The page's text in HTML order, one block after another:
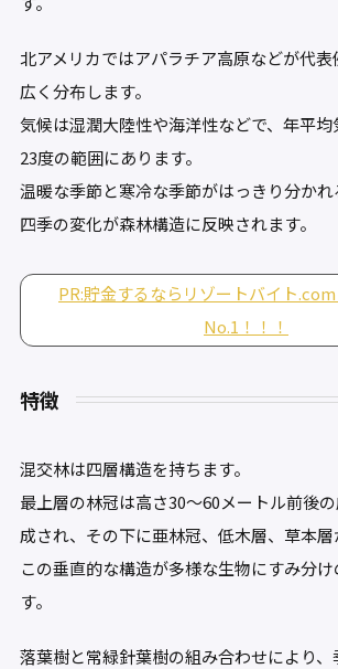
北アメリカではアパラチア高原などが代
広く分布します。
気候は湿潤大陸性や海洋性などで、年平
23度の範囲にあります。
温暖な季節と寒冷な季節がはっきり分かれ
四季の変化が森林構造に反映されます。
PR:貯金するならリゾートバイト
No.1！！！
特徴
混交林は四層構造を持ちます。
最上層の林冠は高さ30〜60メートル前後
成され、その下に亜林冠、低木層、草本層
この垂直的な構造が多様な生物にすみ分
す。
落葉樹と常緑針葉樹の組み合わせにより